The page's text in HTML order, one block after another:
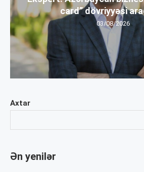
Axtar
Ən yenilər
card” dövriyyəsi
03/08/2026